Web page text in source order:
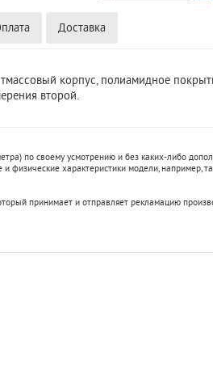
Доставка
корпус, полиамидное
второй.
по своему усмотрению и без каких-либо
физические характеристики модели, например,
принимает и отправляет рекламацию